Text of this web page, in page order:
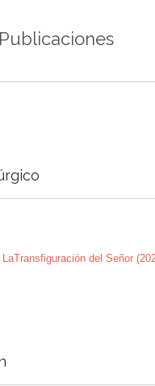
LaTransfiguración del Señor